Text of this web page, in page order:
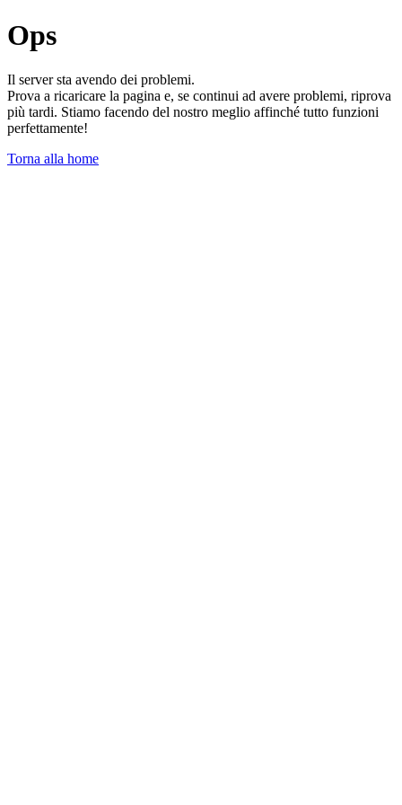
Ops
Il server sta avendo dei problemi.
Prova a ricaricare la pagina e, se continui ad avere problemi, riprova
più tardi. Stiamo facendo del nostro meglio affinché tutto funzioni
perfettamente!
Torna alla home